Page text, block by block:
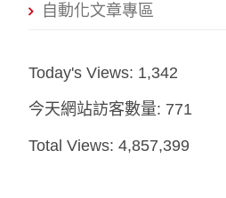
自動化文章專區
Today's Views: 1,342
今天網站訪客數量: 771
Total Views:4,857,399